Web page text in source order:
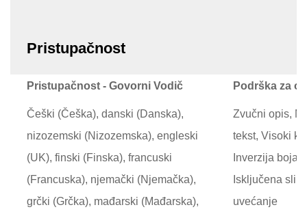
Pristupačnost
Pristupačnost - Govorni Vodič
Češki (Češka), danski (Danska),
nizozemski (Nizozemska), engleski
(UK), finski (Finska), francuski
(Francuska), njemački (Njemačka),
grčki (Grčka), mađarski (Mađarska),
Podrška za
Zvučni opis,
tekst, Visoki
Inverzija boja,
Isključena
uvećanje